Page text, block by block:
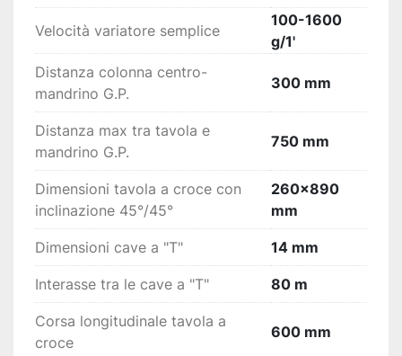
Velocità variatore semplice
100-1600
g/1'
Distanza colonna centro-
mandrino G.P.
300 mm
Distanza max tra tavola e
mandrino G.P.
750 mm
Dimensioni tavola a croce con
inclinazione 45°/45°
260x890
mm
Dimensioni cave a "T" 14 mm
Interasse tra le cave a "T" 80 m
Corsa longitudinale tavola a
croce
600 mm